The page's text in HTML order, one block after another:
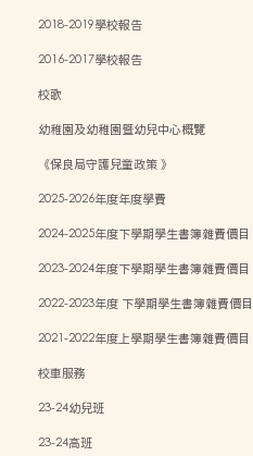
2018-2019學校報告
2016-2017學校報告
校歌
幼稚園及幼稚園暨幼兒中心概覽
《保良局守護兒童政策 》
2025-2026年度年度學費
2024-2025年度下學期學生書簿雜費價目
2023-2024年度下學期學生書簿雜費價目
2022-2023年度 下學期學生書簿雜費價目
2021-2022年度上學期學生書簿雜費價目
校車服務
23-24幼兒班
23-24高班